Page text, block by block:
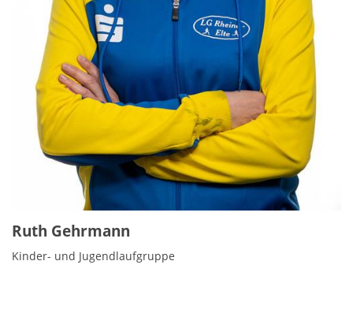
Ruth Gehrmann
Kinder- und Jugendlaufgruppe